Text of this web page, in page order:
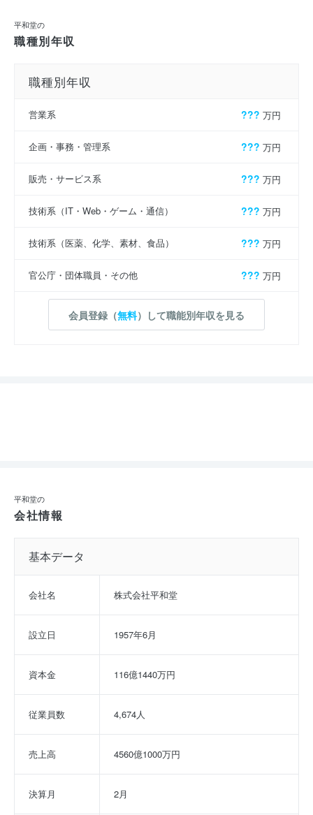
平和堂の
職種別年収
職種別年収
営業系 ??? 万円
企画・事務・管理系 ??? 万円
販売・サービス系 ??? 万円
技術系（IT・Web・ゲーム・通信） ??? 万円
技術系（医薬、化学、素材、食品） ??? 万円
官公庁・団体職員・その他 ??? 万円
会員登録（無料）して職能別年収を見る
平和堂の
会社情報
基本データ
会社名 株式会社平和堂
設立日 1957年6月
資本金 116億1440万円
従業員数 4,674人
売上高 4560億1000万円
決算月 2月